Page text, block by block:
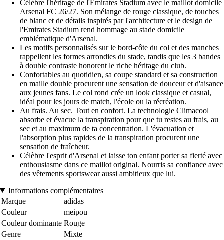
Célèbre l'héritage de l'Emirates Stadium avec le maillot domicile
Arsenal FC 26/27. Son mélange de rouge classique, de touches
de blanc et de détails inspirés par l'architecture et le design de
l'Emirates Stadium rend hommage au stade domicile
emblématique d'Arsenal.
Les motifs personnalisés sur le bord-côte du col et des manches
rappellent les formes arrondies du stade, tandis que les 3 bandes
à double contraste honorent le riche héritage du club.
Confortables au quotidien, sa coupe standard et sa construction
en maille double procurent une sensation de douceur et d'aisance
aux jeunes fans. Le col rond crée un look classique et casual,
idéal pour les jours de match, l'école ou la récréation.
Au frais. Au sec. Tout en confort. La technologie Climacool
absorbe et évacue la transpiration pour que tu restes au frais, au
sec et au maximum de ta concentration. L'évacuation et
l'absorption plus rapides de la transpiration procurent une
sensation de fraîcheur.
Célèbre l'esprit d'Arsenal et laisse ton enfant porter sa fierté avec
enthousiasme dans ce maillot original. Nourris sa confiance avec
des vêtements sportswear aussi ambitieux que lui.
Informations complémentaires
Marque
adidas
Couleur
meipou
Couleur dominante Rouge
Genre
Mixte